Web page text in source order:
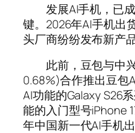
发展AI手机，已成
键。2026年AI手机出
头厂商纷纷发布新产
此前，豆包与中兴
0.68%)合作推出豆包
AI功能的Galaxy S26
能的入门型号iPhone
年中国新一代AI手机